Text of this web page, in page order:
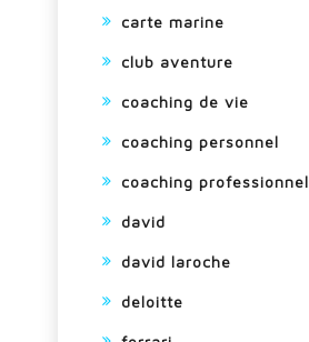
carte marine
club aventure
coaching de vie
coaching personnel
coaching professionnel
david
david laroche
deloitte